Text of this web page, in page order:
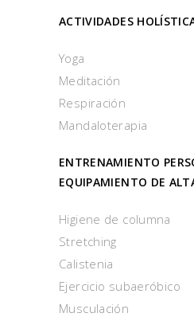
ACTIVIDADES
Yoga
Meditación
Respiración
Mandaloterapia
ENTRENAMIENTO
EQUIPAMIENTO DE
Higiene de columna
Stretching
Calistenia
Ejercicio subaeróbico
Musculación